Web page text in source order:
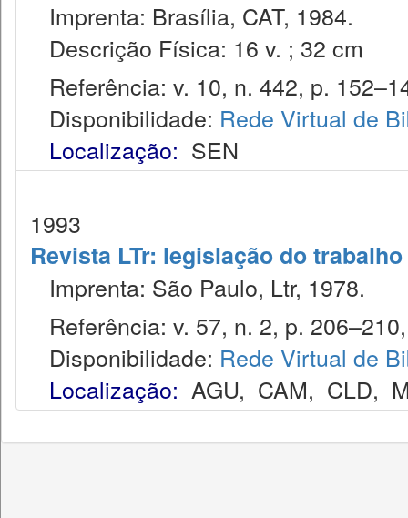
Imprenta: Brasília, CAT, 1984.
Descrição Física: 16 v. ; 32 cm
Referência: v. 10, n. 442, p.
Disponibilidade: Rede Virtual de
Localização: SEN
1993
Revista LTr: legislação do trabalho
Imprenta: São Paulo, Ltr, 1978.
Referência: v. 57, n. 2, p.
Disponibilidade: Rede Virtual de
Localização: AGU, CAM, CLD,